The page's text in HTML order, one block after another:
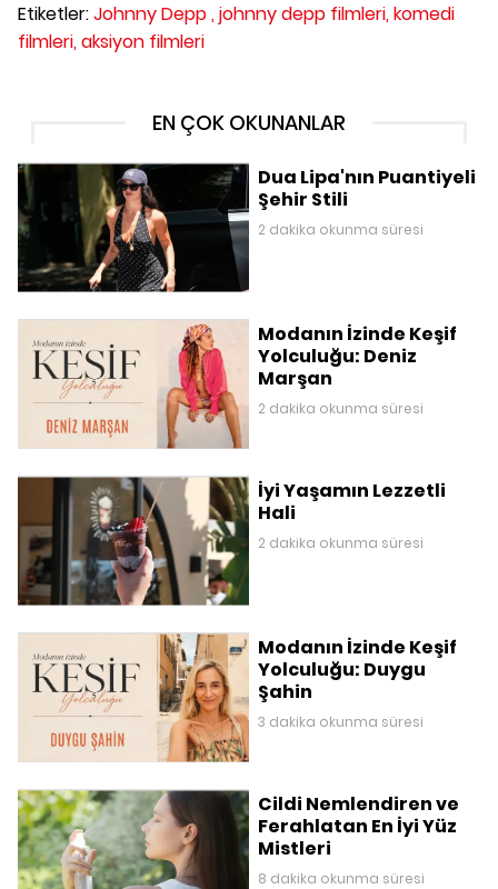
Etiketler:Johnny Depp ,johnny depp filmleri,komedi
filmleri,aksiyon filmleri
EN ÇOK OKUNANLAR
Dua Lipa'nın Puantiyeli
Şehir Stili
2 dakika okunma süresi
Modanın İzinde Keşif
Yolculuğu: Deniz
Marşan
2 dakika okunma süresi
İyi Yaşamın Lezzetli
Hali
2 dakika okunma süresi
Modanın İzinde Keşif
Yolculuğu: Duygu
Şahin
3 dakika okunma süresi
Cildi Nemlendiren ve
Ferahlatan En İyi Yüz
Mistleri
8 dakika okunma süresi